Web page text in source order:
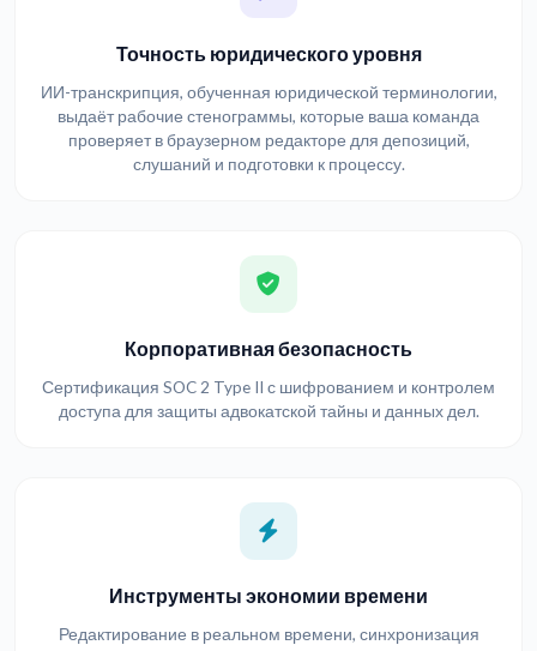
Точность юридического уровня
ИИ-транскрипция, обученная юридической терминологии,
выдаёт рабочие стенограммы, которые ваша команда
проверяет в браузерном редакторе для депозиций,
слушаний и подготовки к процессу.
Корпоративная безопасность
Сертификация SOC 2 Type II с шифрованием и контролем
доступа для защиты адвокатской тайны и данных дел.
Инструменты экономии времени
Редактирование в реальном времени, синхронизация